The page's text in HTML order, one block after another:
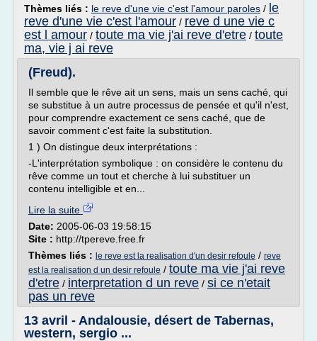
Thèmes liés : le reve d'une vie c'est l'amour paroles / le
reve d'une vie c'est l'amour / reve d une vie c
est l amour / toute ma vie j'ai reve d'etre / toute
ma, vie j ai reve
(Freud).
Il semble que le rêve ait un sens, mais un sens caché, qui
se substitue à un autre processus de pensée et qu'il n'est,
pour comprendre exactement ce sens caché, que de
savoir comment c'est faite la substitution.
1 ) On distingue deux interprétations :
-L'interprétation symbolique : on considère le contenu du
rêve comme un tout et cherche à lui substituer un
contenu intelligible et en...
Lire la suite
Date: 2005-06-03 19:58:15
Site : http://tpereve.free.fr
Thèmes liés : le reve est la realisation d'un desir refoule / reve
est la realisation d un desir refoule / toute ma vie j'ai reve
d'etre / interpretation d un reve / si ce n'etait
pas un reve
13 avril - Andalousie, désert de Tabernas,
western, sergio ...